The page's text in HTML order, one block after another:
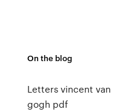
On the blog
Letters vincent van
gogh pdf